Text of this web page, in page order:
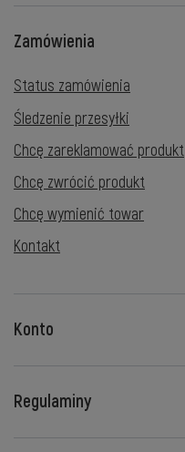
Zamówienia
Status zamówienia
Śledzenie przesyłki
Chcę zareklamować produkt
Chcę zwrócić produkt
Chcę wymienić towar
Kontakt
Konto
Regulaminy